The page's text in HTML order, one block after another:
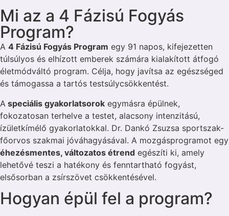
Mi az a 4 Fázisú Fogyás
Program?
A 4 Fázisú Fogyás Program egy 91 napos, kifejezetten
túlsúlyos és elhízott emberek számára kialakított átfogó
életmódváltó program. Célja, hogy javítsa az egészséged
és támogassa a tartós testsúlycsökkentést.
A speciális gyakorlatsorok egymásra épülnek,
fokozatosan terhelve a testet, alacsony intenzitású,
ízületkímélő gyakorlatokkal. Dr. Dankó Zsuzsa sportszak-
főorvos szakmai jóváhagyásával. A mozgásprogramot egy
éhezésmentes, változatos étrend egészíti ki, amely
lehetővé teszi a hatékony és fenntartható fogyást,
elsősorban a zsírszövet csökkentésével.
Hogyan épül fel a program?